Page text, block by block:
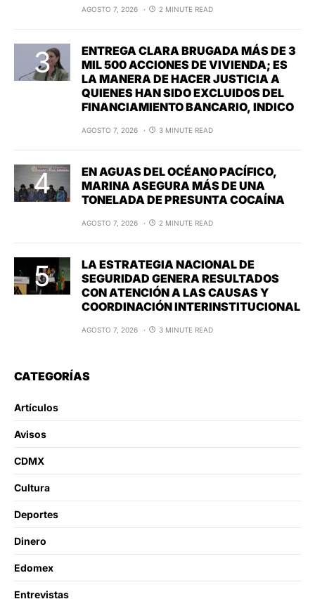
AGOSTO 7, 2026 2 MINUTE READ
ENTREGA CLARA BRUGADA MÁS DE 3
MIL 500 ACCIONES DE VIVIENDA; ES
LA MANERA DE HACER JUSTICIA A
QUIENES HAN SIDO EXCLUIDOS DEL
FINANCIAMIENTO BANCARIO, INDICO
AGOSTO 7, 2026 3 MINUTE READ
EN AGUAS DEL OCÉANO PACÍFICO,
MARINA ASEGURA MÁS DE UNA
TONELADA DE PRESUNTA COCAÍNA
AGOSTO 7, 2026 2 MINUTE READ
LA ESTRATEGIA NACIONAL DE
SEGURIDAD GENERA RESULTADOS
CON ATENCIÓN A LAS CAUSAS Y
COORDINACIÓN INTERINSTITUCIONAL
AGOSTO 7, 2026 3 MINUTE READ
CATEGORÍAS
Artículos
Avisos
CDMX
Cultura
Deportes
Dinero
Edomex
Entrevistas